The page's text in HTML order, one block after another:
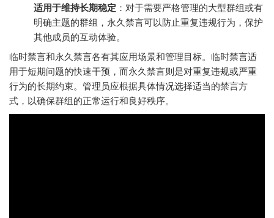
适用于维持长期稳定 ：对于需要严格管理的大型群组或有
明确主题的群组，永久禁言可以防止重复违规行为，保护
其他成员的互动体验。
临时禁言和永久禁言各有其应用场景和管理目标。临时禁言适
用于短期问题的快速干预，而永久禁言则是对重复违规或严重
行为的长期约束。管理员应根据具体情况选择适当的禁言方
式，以确保群组的正常运行和良好秩序。